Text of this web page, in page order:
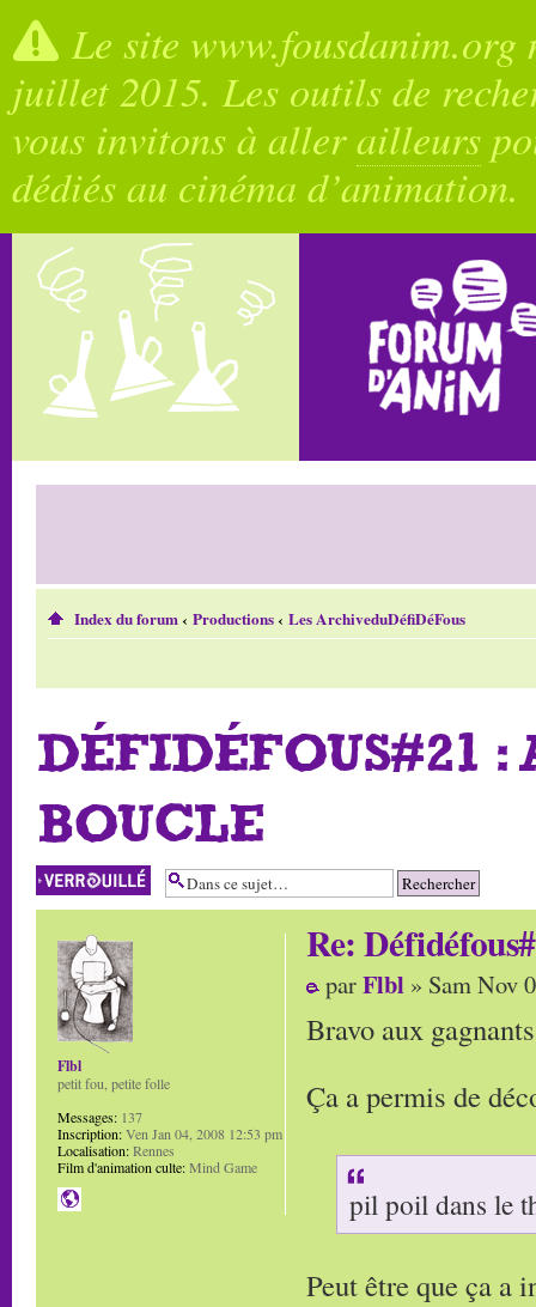
Le site
juillet 2015. Les outils de
vous invitons à allerailleurs
dédiés au cinéma d’animation.
Index du forum‹ Productions‹ Les ArchiveduDéfiDéFous
DÉFIDÉFOUS#21 :
BOUCLE
Sujet verrouillé
Re:
parFlbl » Sam Nov
Bravo aux
Ça a permis de
pil poil dans le
Peut être que ça a
Flbl
petit fou, petite folle
Messages: 137
Inscription:Ven Jan 04, 2008 12:53 pm
Localisation:Rennes
Film d'animation culte:Mind Game